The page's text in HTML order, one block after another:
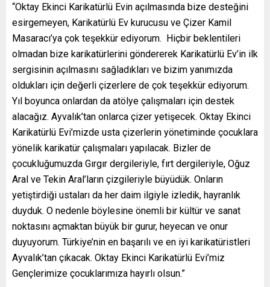
“Oktay Ekinci Karikatürlü Evin açılmasında bize desteğini
esirgemeyen, Karikatürlü Ev kurucusu ve Çizer Kamil
Masaracı’ya çok teşekkür ediyorum. Hiçbir beklentileri
olmadan bize karikatürlerini göndererek Karikatürlü Ev’in ilk
sergisinin açılmasını sağladıkları ve bizim yanımızda
oldukları için değerli çizerlere de çok teşekkür ediyorum.
Yıl boyunca onlardan da atölye çalışmaları için destek
alacağız. Ayvalık’tan onlarca çizer yetişecek. Oktay Ekinci
Karikatürlü Evi’mizde usta çizerlerin yönetiminde çocuklara
yönelik karikatür çalışmaları yapılacak. Bizler de
çocukluğumuzda Gırgır dergileriyle, fırt dergileriyle, Oğuz
Aral ve Tekin Aral’ların çizgileriyle büyüdük. Onların
yetiştirdiği ustaları da her daim ilgiyle izledik, hayranlık
duyduk. O nedenle böylesine önemli bir kültür ve sanat
noktasını açmaktan büyük bir gurur, heyecan ve onur
duyuyorum. Türkiye’nin en başarılı ve en iyi karikatüristleri
Ayvalık’tan çıkacak. Oktay Ekinci Karikatürlü Evi’miz
Gençlerimize çocuklarımıza hayırlı olsun.”